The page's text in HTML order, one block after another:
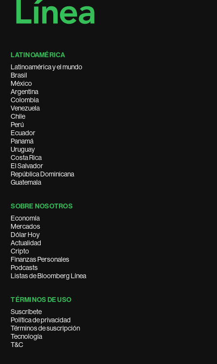
LATINOAMÉRICA
Latinoamérica y el mundo
Brasil
México
Argentina
Colombia
Venezuela
Chile
Perú
Ecuador
Panamá
Uruguay
Costa Rica
El Salvador
República Dominicana
Guatemala
SOBRE NOSOTROS
Economía
Mercados
Dólar Hoy
Actualidad
Cripto
Finanzas Personales
Podcasts
Listas de Bloomberg Línea
TÉRMINOS DE USO
Suscríbete
Política de privacidad
Términos de suscripción
Tecnología
T&C